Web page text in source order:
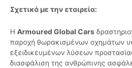
Σχετικά με την εταιρεία:
Η Armoured Global Cars
παροχή θωρακισμένων οχημάτων
εξειδικευμένων λύσεων
διασφάλιση της ανθρώπινης